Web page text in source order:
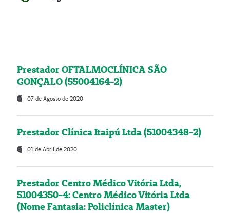
Prestador OFTALMOCLÍNICA SÃO
GONÇALO (55004164-2)
07 de Agosto de 2020
Prestador Clínica Itaipú Ltda (51004348-2)
01 de Abril de 2020
Prestador Centro Médico Vitória Ltda,
51004350-4: Centro Médico Vitória Ltda
(Nome Fantasia: Policlínica Master)